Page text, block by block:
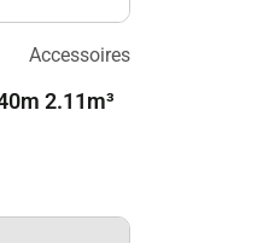
Accessoires
2.11m³